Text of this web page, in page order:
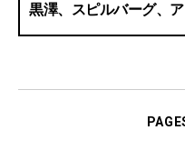
黒澤、スピルバーグ、